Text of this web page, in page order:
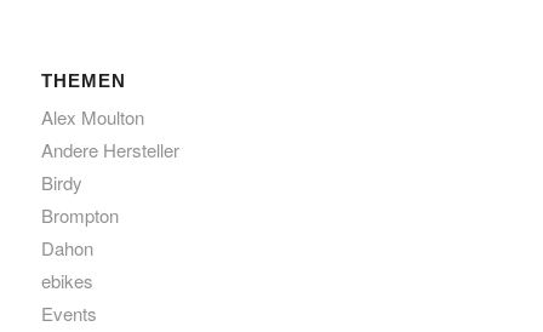
THEMEN
Alex Moulton
Andere Hersteller
Birdy
Brompton
Dahon
ebikes
Events